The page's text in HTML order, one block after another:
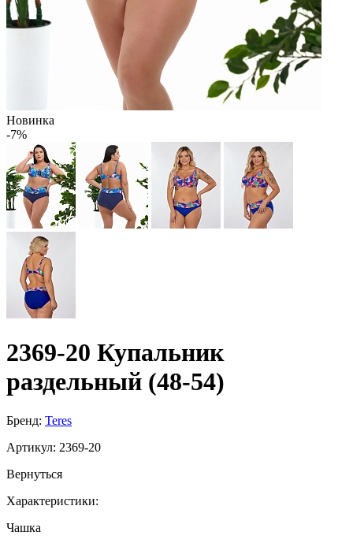
Новинка
-7%
2369-20 Купальник
раздельный (48-54)
Бренд: Teres
Артикул: 2369-20
Вернуться
Характеристики:
Чашка